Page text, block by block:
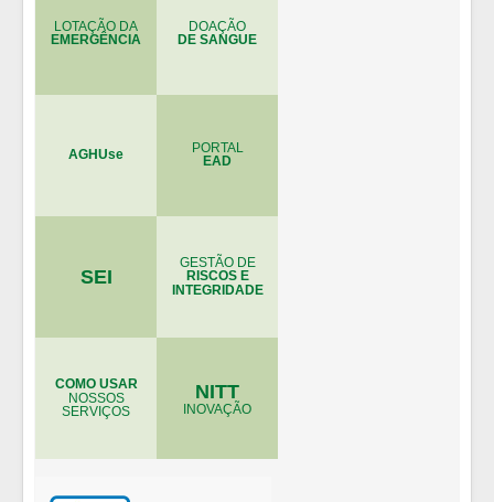
LOTAÇÃO DA
EMERGÊNCIA
DOAÇÃO
DE SANGUE
AGHUse PORTAL
EAD
SEI
GESTÃO DE
RISCOS E
INTEGRIDADE
COMO USAR
NOSSOS
SERVIÇOS
NITT
INOVAÇÃO